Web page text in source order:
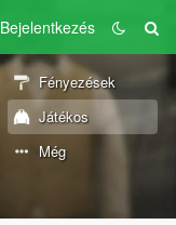
Bejelentkezés
Fényezések
Játékos
Még